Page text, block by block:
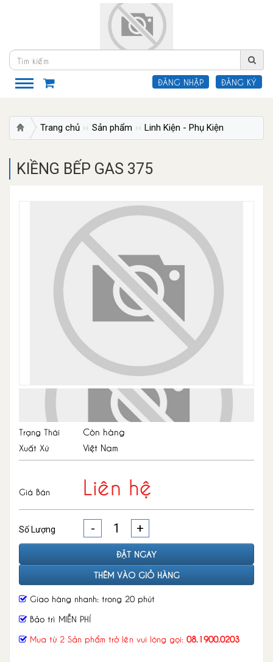
ĐĂNG NHẬP ĐĂNG KÝ
Trang chủ Sản phẩm Linh Kiện - Phụ Kiện
KIỀNG BẾP GAS 375
Trạng Thái Còn hàng
Xuất Xứ Việt Nam
Giá Bán Liên hệ
Số Lượng - +
ĐẶT NGAY
THÊM VÀO GIỎ HÀNG
Giao hàng nhanh: trong 20 phút
Bảo trì MIỄN PHÍ
Mua từ 2 Sản phẩm trở lên vui lòng gọi: 08.1900.0203